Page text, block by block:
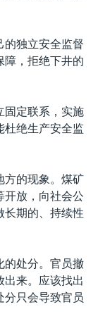
的独立安全监督
障，拒绝下井的
固定联系，实施
杜绝生产安全监
方的现象。煤矿
开放，向社会公
长期的、持续性
的处分。官员撤
出来。应该找出
分只会导致官员